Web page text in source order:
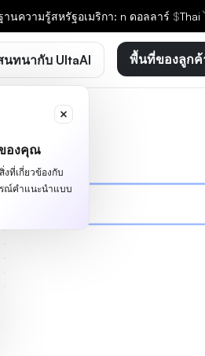
านความรู้สหรัฐอเมริกา: n ดอลลาร์ $Thai
นทนากับ UltaAI
องคุณ
ที่เกี่ยวข้องกับ
รณ์คำแนะนำแบบ
พื้นที่ของลูกค้